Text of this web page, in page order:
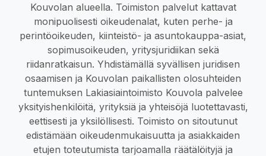
Kouvolan alueella. Toimiston palvelut kattavat
monipuolisesti oikeudenalat, kuten perhe- ja
perintöoikeuden, kiinteistö- ja asuntokauppa-asiat,
sopimusoikeuden, yritysjuridiikan sekä
riidanratkaisun. Yhdistämällä syvällisen juridisen
osaamisen ja Kouvolan paikallisten olosuhteiden
tuntemuksen Lakiasiaintoimisto Kouvola palvelee
yksityishenkilöitä, yrityksiä ja yhteisöjä luotettavasti,
eettisesti ja yksilöllisesti. Toimisto on sitoutunut
edistämään oikeudenmukaisuutta ja asiakkaiden
etujen toteutumista tarjoamalla räätälöityjä ja